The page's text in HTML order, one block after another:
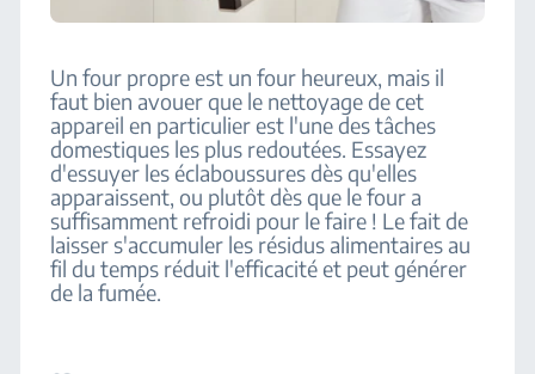
Un four propre est un four heureux, mais il
faut bien avouer que le nettoyage de cet
appareil en particulier est l'une des tâches
domestiques les plus redoutées. Essayez
d'essuyer les éclaboussures dès qu'elles
apparaissent, ou plutôt dès que le four a
suffisamment refroidi pour le faire ! Le fait de
laisser s'accumuler les résidus alimentaires au
fil du temps réduit l'efficacité et peut générer
de la fumée.